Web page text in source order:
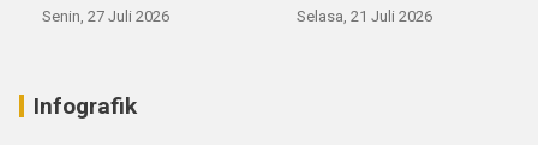
Senin, 27 Juli 2026 Selasa, 21 Juli 2026
Infografik